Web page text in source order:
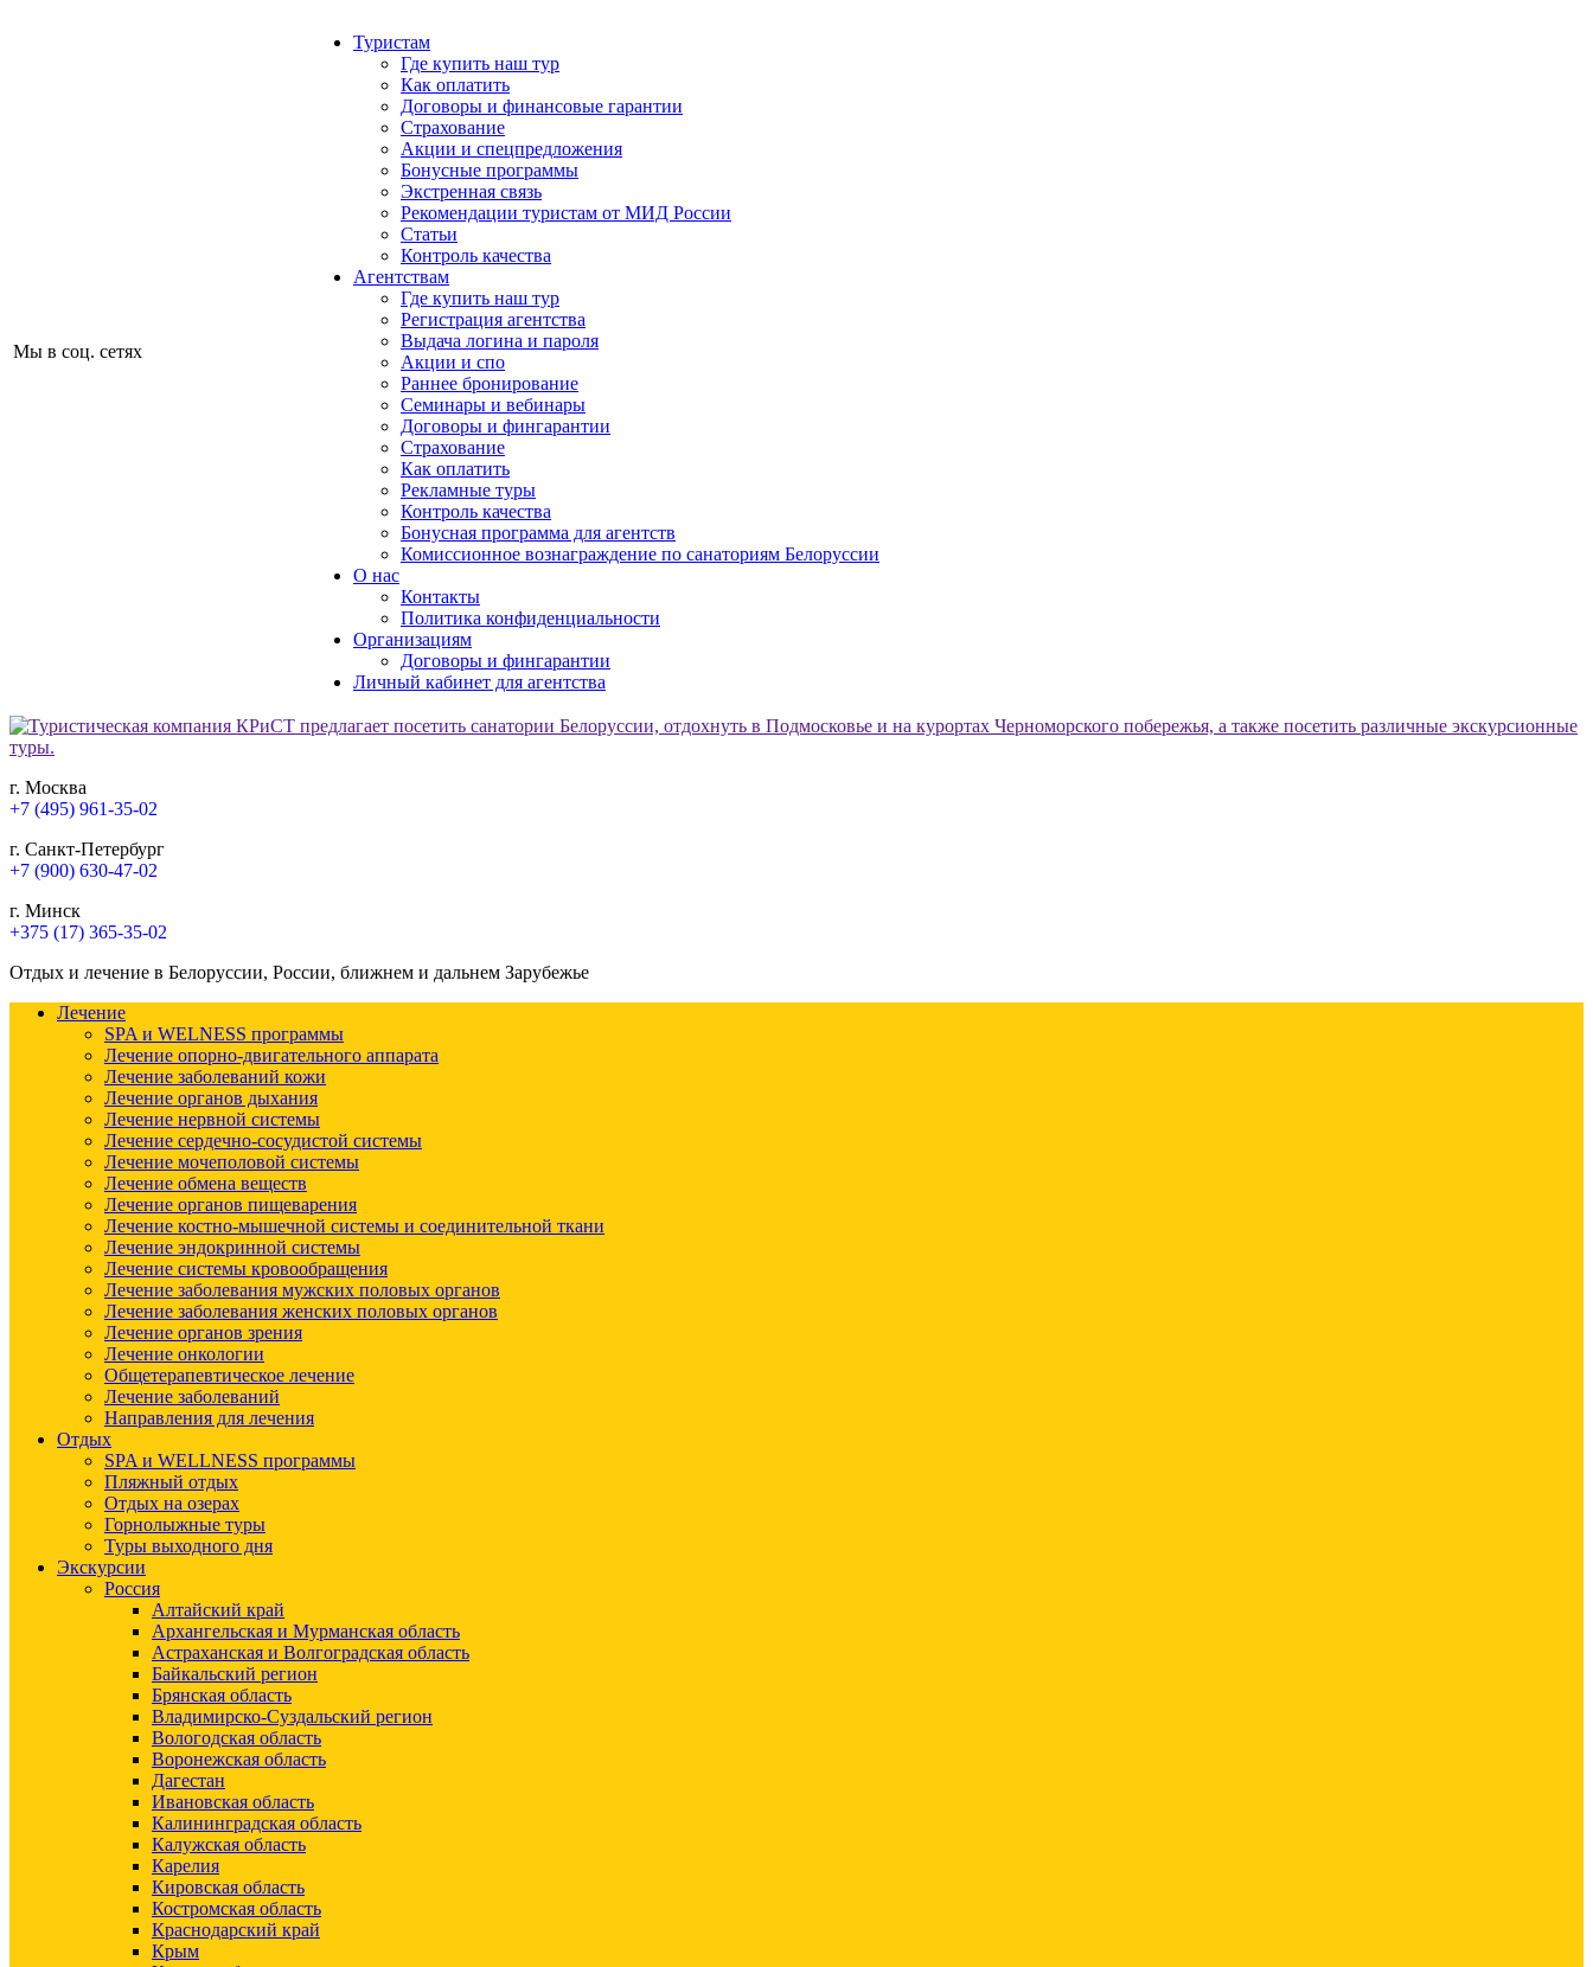
Мы в соц. сетях
Туристам
Где купить наш тур
Как оплатить
Договоры и финансовые гарантии
Страхование
Акции и спецпредложения
Бонусные программы
Экстренная связь
Рекомендации туристам от МИД России
Статьи
Контроль качества
Агентствам
Где купить наш тур
Регистрация агентства
Выдача логина и пароля
Акции и спо
Раннее бронирование
Семинары и вебинары
Договоры и фингарантии
Страхование
Как оплатить
Рекламные туры
Контроль качества
Бонусная программа для агентств
Комиссионное вознаграждение по санаториям Белоруссии
О нас
Контакты
Политика конфиденциальности
Организациям
Договоры и фингарантии
Личный кабинет для агентства
г. Москва
+7 (495) 961-35-02
г. Санкт-Петербург
+7 (900) 630-47-02
г. Минск
+375 (17) 365-35-02
Отдых и лечение в Белоруссии, России, ближнем и дальнем Зарубежье
Лечение
SPA и WELNESS программы
Лечение опорно-двигательного аппарата
Лечение заболеваний кожи
Лечение органов дыхания
Лечение нервной системы
Лечение сердечно-сосудистой системы
Лечение мочеполовой системы
Лечение обмена веществ
Лечение органов пищеварения
Лечение костно-мышечной системы и соединительной ткани
Лечение эндокринной системы
Лечение системы кровообращения
Лечение заболевания мужских половых органов
Лечение заболевания женских половых органов
Лечение органов зрения
Лечение онкологии
Общетерапевтическое лечение
Лечение заболеваний
Направления для лечения
Отдых
SPA и WELLNESS программы
Пляжный отдых
Отдых на озерах
Горнолыжные туры
Туры выходного дня
Экскурсии
Россия
Алтайский край
Архангельская и Мурманская область
Астраханская и Волгоградская область
Байкальский регион
Брянская область
Владимирско-Суздальский регион
Вологодская область
Воронежская область
Дагестан
Ивановская область
Калининградская область
Калужская область
Карелия
Кировская область
Костромская область
Краснодарский край
Крым